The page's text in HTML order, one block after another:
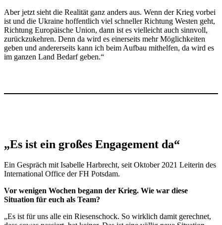
Aber jetzt sieht die Rea­lität ganz anders aus. Wenn der Krieg vorbei
ist und die Ukraine hof­fentlich viel schneller Richtung Westen geht,
Richtung Euro­päische Union, dann ist es viel­leicht auch sinnvoll,
zurück­zu­kehren. Denn da wird es einer­seits mehr Mög­lich­keiten
geben und ande­rer­seits kann ich beim Aufbau mit­helfen, da wird es
im ganzen Land Bedarf geben.“
„Es ist ein großes Engagement da“
Ein Gespräch mit Isa­belle Har­brecht, seit Oktober 2021 Lei­terin des
Inter­na­tional Office der FH Potsdam.
Vor wenigen Wochen begann der Krieg. Wie war diese
Situation für euch als Team?
„Es ist für uns alle ein Rie­sen­schock. So wirklich damit gerechnet,